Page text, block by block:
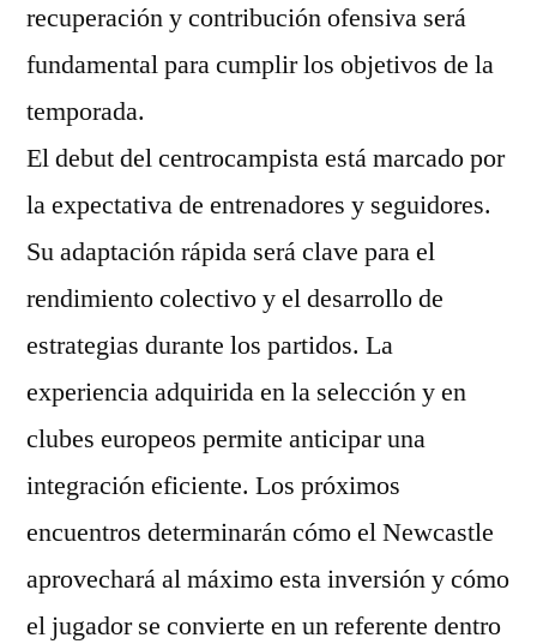
recuperación y contribución ofensiva será
fundamental para cumplir los objetivos de la
temporada.
El debut del centrocampista está marcado por
la expectativa de entrenadores y seguidores.
Su adaptación rápida será clave para el
rendimiento colectivo y el desarrollo de
estrategias durante los partidos. La
experiencia adquirida en la selección y en
clubes europeos permite anticipar una
integración eficiente. Los próximos
encuentros determinarán cómo el Newcastle
aprovechará al máximo esta inversión y cómo
el jugador se convierte en un referente dentro